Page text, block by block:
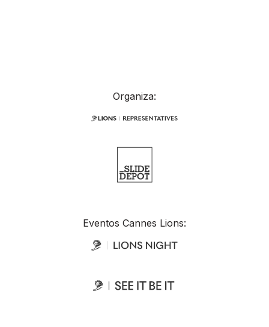
Organiza:
Eventos Cannes Lions: